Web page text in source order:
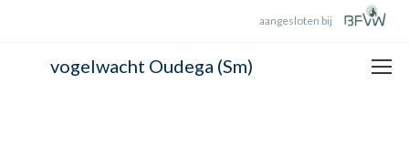
aangesloten bij
vogelwacht Oudega (Sm)